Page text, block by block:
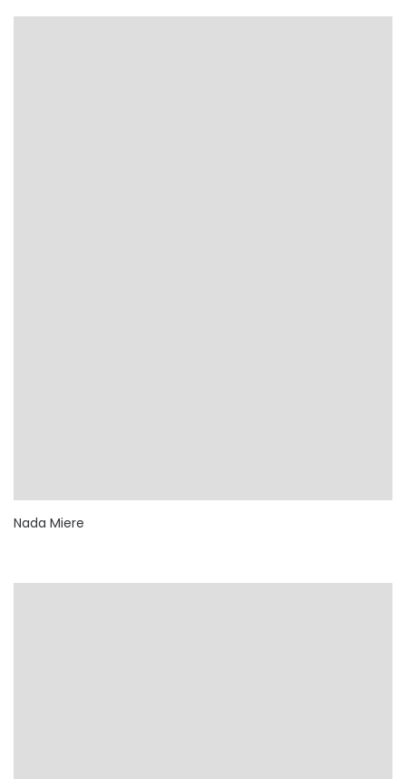
Nada Miere